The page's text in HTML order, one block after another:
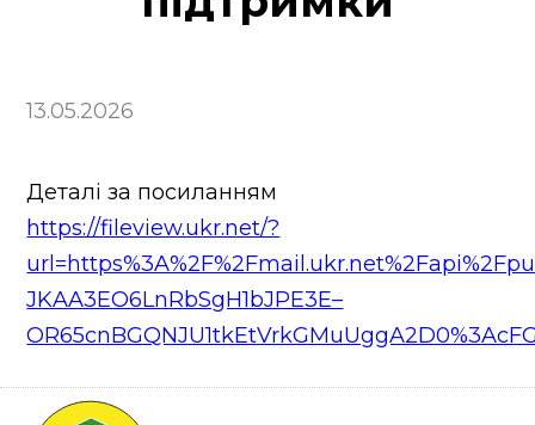
Контакти
13.05.2026
Деталі за посиланням
https://fileview.ukr.net/?
JKAA3EO6LnRbSgH1bJPE3E–